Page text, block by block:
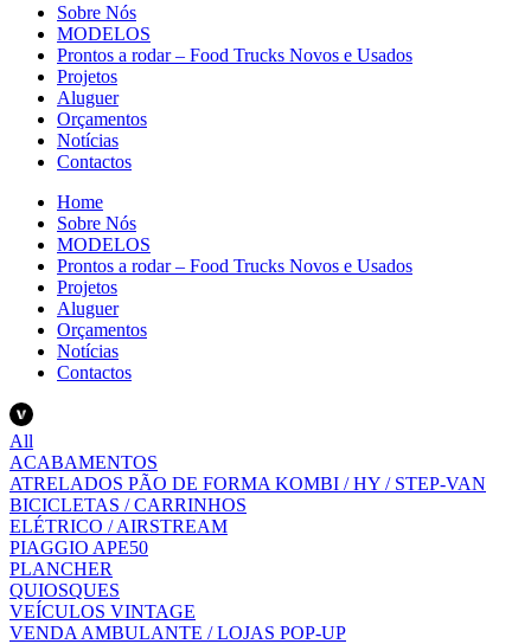
Sobre Nós
MODELOS
Prontos a rodar – Food Trucks Novos e Usados
Projetos
Aluguer
Orçamentos
Notícias
Contactos
Home
Sobre Nós
MODELOS
Prontos a rodar – Food Trucks Novos e Usados
Projetos
Aluguer
Orçamentos
Notícias
Contactos
All
ACABAMENTOS
ATRELADOS PÃO DE FORMA KOMBI / HY / STEP-VAN
BICICLETAS / CARRINHOS
ELÉTRICO / AIRSTREAM
PIAGGIO APE50
PLANCHER
QUIOSQUES
VEÍCULOS VINTAGE
VENDA AMBULANTE / LOJAS POP-UP